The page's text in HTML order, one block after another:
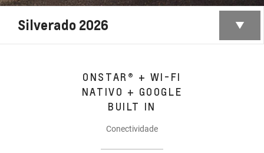
Silverado 2026
ONSTAR® + WI-FI
NATIVO + GOOGLE
BUILT IN
Conectividade